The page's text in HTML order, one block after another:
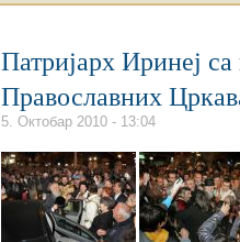
Патријарх Иринеј
Православних
5. Октобар 2010 - 13:04